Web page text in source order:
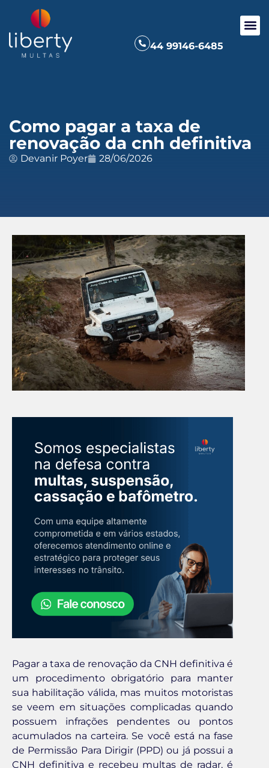
44 99146-6485
Como pagar a taxa de
renovação da cnh definitiva
Devanir Poyer 28/06/2026
Pagar a taxa de renovação da CNH definitiva é
um procedimento obrigatório para manter
sua habilitação válida, mas muitos motoristas
se veem em situações complicadas quando
possuem infrações pendentes ou pontos
acumulados na carteira. Se você está na fase
de Permissão Para Dirigir (PPD) ou já possui a
CNH definitiva e recebeu multas de radar, é